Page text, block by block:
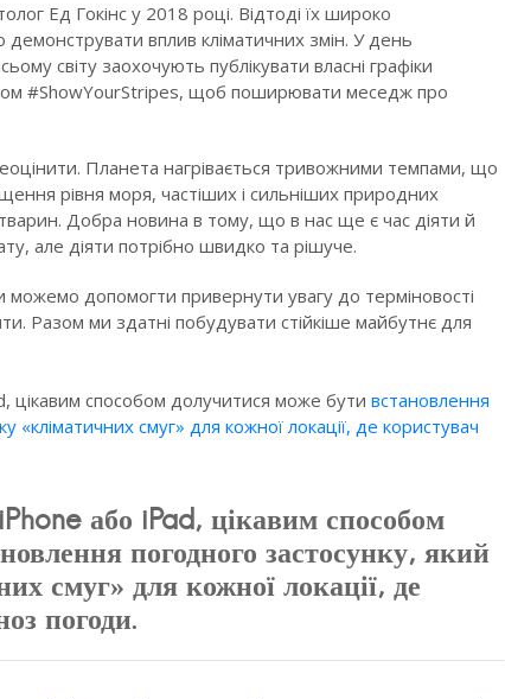
Ед Гокінс у 2018 році. Відтоді їх широко
вплив кліматичних змін. У день
світу заохочують публікувати власні графіки
#ShowYourStripes, щоб поширювати меседж про
Планета нагрівається тривожними темпами, що
рівня моря, частіших і сильніших природних
Добра новина в тому, що в нас ще є час діяти й
але діяти потрібно швидко та рішуче.
допомогти привернути увагу до терміновості
Разом ми здатні побудувати стійкіше майбутнє для
цікавим способом долучитися може бути встановлення
«кліматичних смуг» для кожної локації, де користувач
або iPad, цікавим способом
погодного застосунку, який
смуг» для кожної локації, де
погоди.